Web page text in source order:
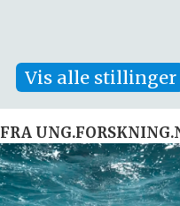
Vis alle stillinger
FRA